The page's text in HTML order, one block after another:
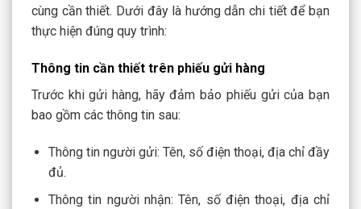
cùng cần thiết. Dưới đây là hướng dẫn chi tiết để bạn
thực hiện đúng quy trình:
Thông tin cần thiết trên phiếu gửi hàng
Trước khi gửi hàng, hãy đảm bảo phiếu gửi của bạn
bao gồm các thông tin sau:
Thông tin người gửi: Tên, số điện thoại, địa chỉ đầy
đủ.
Thông tin người nhận: Tên, số điện thoại, địa chỉ